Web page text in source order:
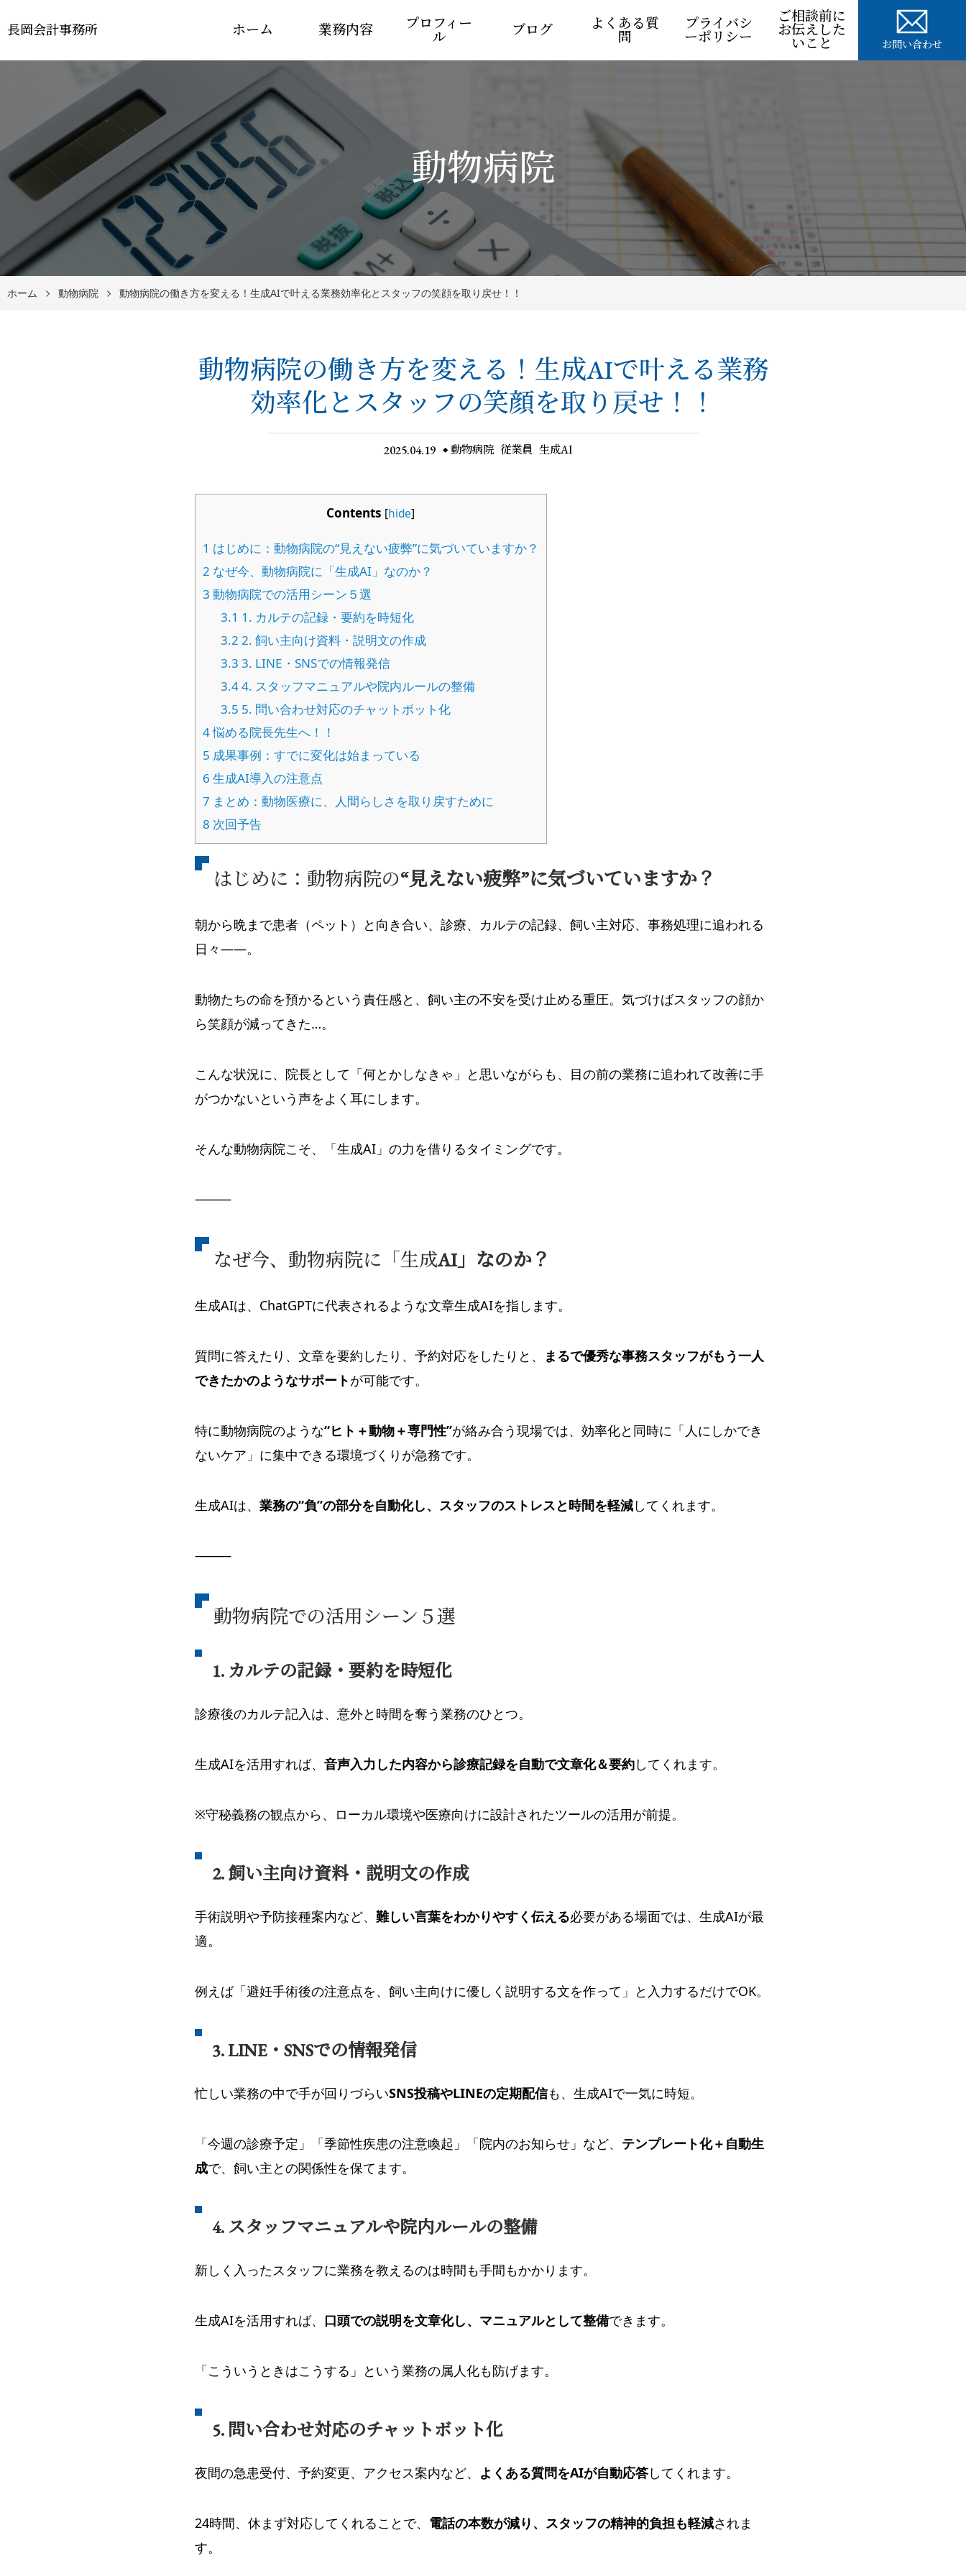
長岡会計事務所 ホーム 業務内容 プロフィー
ル ブログ よくある質
問
プライバシ
ーポリシー
ご相談前に
お伝えした
いこと お問い合わせ
動物病院
ホーム 動物病院 動物病院の働き方を変える！生成AIで叶える業務効率化とスタッフの笑顔を取り戻せ！！
動物病院の働き方を変える！生成AIで叶える業務
効率化とスタッフの笑顔を取り戻せ！！
2025.04.19 動物病院 従業員 生成AI
Contents [hide]
1 はじめに：動物病院の“見えない疲弊”に気づいていますか？
2 なぜ今、動物病院に「生成AI」なのか？
3 動物病院での活用シーン５選
3.1 1. カルテの記録・要約を時短化
3.2 2. 飼い主向け資料・説明文の作成
3.3 3. LINE・SNSでの情報発信
3.44. スタッフマニュアルや院内ルールの整備
3.5 5. 問い合わせ対応のチャットボット化
4悩める院長先生へ！！
5 成果事例：すでに変化は始まっている
6 生成AI導入の注意点
7 まとめ：動物医療に、人間らしさを取り戻すために
8 次回予告
はじめに：動物病院の“見えない疲弊”に気づいていますか？
朝から晩まで患者（ペット）と向き合い、診療、カルテの記録、飼い主対応、事務処理に追われる
日々——。
動物たちの命を預かるという責任感と、飼い主の不安を受け止める重圧。気づけばスタッフの顔か
ら笑顔が減ってきた…。
こんな状況に、院長として「何とかしなきゃ」と思いながらも、目の前の業務に追われて改善に手
がつかないという声をよく耳にします。
そんな動物病院こそ、「生成AI」の力を借りるタイミングです。
⸻
なぜ今、動物病院に「生成AI」なのか？
生成AIは、ChatGPTに代表されるような文章生成AIを指します。
質問に答えたり、文章を要約したり、予約対応をしたりと、
まるで優秀な事務スタッフがもう一人
できたかのようなサポートが可能です。
特に動物病院のような“ヒト＋動物＋専門性”が絡み合う現場では、効率化と同時に「人にしかでき
ないケア」に集中できる環境づくりが急務です。
生成AIは、 業務の“負”の部分を自動化し、スタッフのストレスと時間を軽減してくれます。
⸻
動物病院での活用シーン５選
1. カルテの記録・要約を時短化
診療後のカルテ記入は、意外と時間を奪う業務のひとつ。
生成AIを活用すれば、 音声入力した内容から診療記録を自動で文章化＆要約してくれます。
※守秘義務の観点から、ローカル環境や医療向けに設計されたツールの活用が前提。
2. 飼い主向け資料・説明文の作成
手術説明や予防接種案内など、 難しい言葉をわかりやすく伝える必要がある場面では、生成AIが最
適。
例えば「避妊手術後の注意点を、飼い主向けに優しく説明する文を作って」と入力するだけでOK。
3. LINE・SNSでの情報発信
忙しい業務の中で手が回りづらいSNS投稿やLINEの定期配信も、生成AIで一気に時短。
「今週の診療予定」「季節性疾患の注意喚起」「院内のお知らせ」など、 テンプレート化＋自動生
成で、飼い主との関係性を保てます。
4. スタッフマニュアルや院内ルールの整備
新しく入ったスタッフに業務を教えるのは時間も手間もかかります。
生成AIを活用すれば、 口頭での説明を文章化し、マニュアルとして整備できます。
「こういうときはこうする」という業務の属人化も防げます。
5. 問い合わせ対応のチャットボット化
夜間の急患受付、予約変更、アクセス案内など、 よくある質問をAIが自動応答してくれます。
24時間、休まず対応してくれることで、 電話の本数が減り、スタッフの精神的負担も軽減されま
す。